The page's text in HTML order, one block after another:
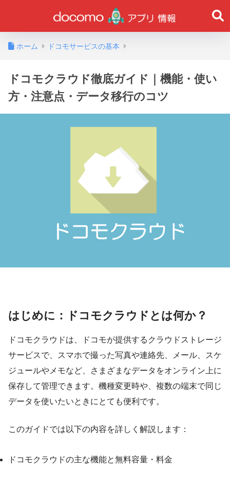
ホーム ドコモサービスの基本
ドコモクラウド徹底ガイド｜機能・使い
方・注意点・データ移行のコツ
はじめに：ドコモクラウドとは何か？
ドコモクラウドは、ドコモが提供するクラウドストレージ
サービスで、スマホで撮った写真や連絡先、メール、スケ
ジュールやメモなど、さまざまなデータをオンライン上に
保存して管理できます。機種変更時や、複数の端末で同じ
データを使いたいときにとても便利です。
このガイドでは以下の内容を詳しく解説します：
ドコモクラウドの主な機能と無料容量・料金